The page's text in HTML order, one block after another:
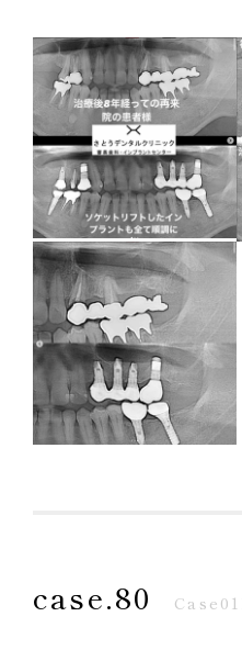
このまま長期的に安心で
ちなみにこちらの症例に
常「ラテラルのサイナス
の出やすい手法ではない
が少ない状態でした。
当院では痛みや腫れの出
法を取るために、難易度
を採用し、成功しておりま
case.80